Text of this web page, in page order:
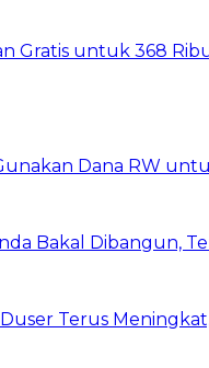
Gratis untuk 368
Dana RW
Bakal Dibangun,
Terus